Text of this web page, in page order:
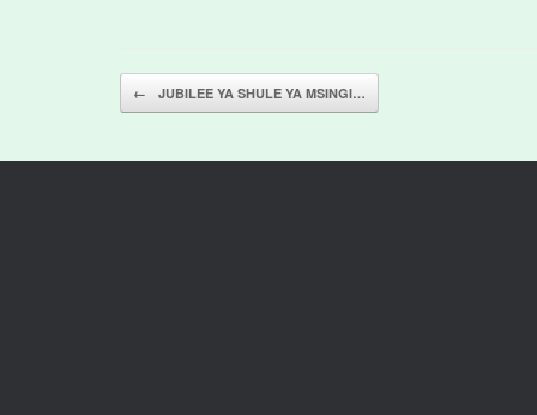
Post navigation
← JUBILEE YA SHULE YA MSINGI…